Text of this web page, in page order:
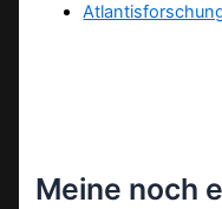
Meine noch